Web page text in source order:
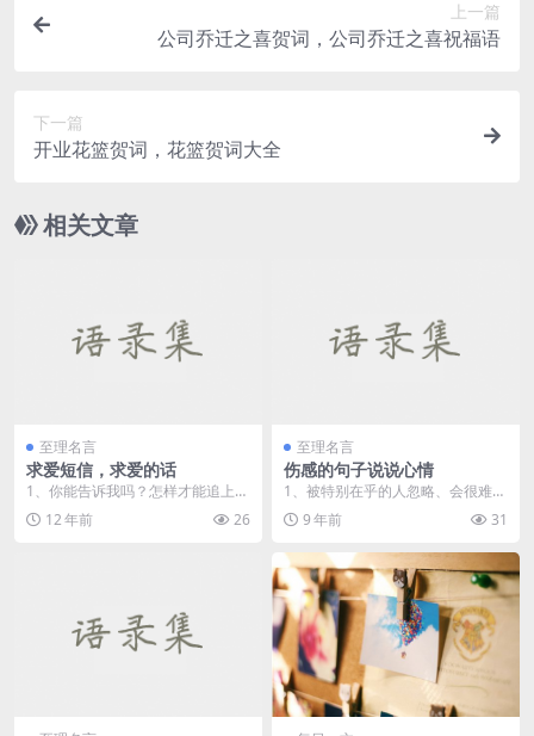
上一篇
公司乔迁之喜贺词，公司乔迁之喜祝福语
下一篇
开业花篮贺词，花篮贺词大全
相关文章
至理名言
求爱短信，求爱的话
1、你能告诉我吗？怎样才能追上你
的身影，怎样才能与你相伴不离？
2... 12 年前 26
至理名言
伤感的句子说说心情
1、被特别在乎的人忽略、会很难
过，更难过的是你必须要装的若无
其事。 ...
9 年前 31